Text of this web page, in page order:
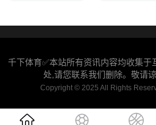
千下体育✅本站所有资讯内容均收集于
处,请您联系我们删除。敬请
Copyright © 2025 All Rights